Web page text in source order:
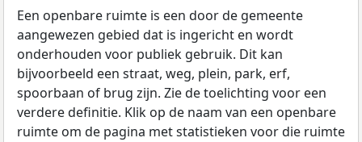
Een openbare ruimte is een door de gemeente
aangewezen gebied dat is ingericht en wordt
onderhouden voor publiek gebruik. Dit kan
bijvoorbeeld een straat, weg, plein, park, erf,
spoorbaan of brug zijn. Zie de toelichting voor een
verdere definitie. Klik op de naam van een openbare
ruimte om de pagina met statistieken voor die ruimte